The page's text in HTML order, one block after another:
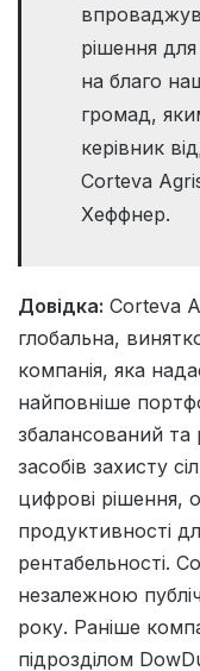
рішення
на благо
громад,
керівник
Corteva
Хеффнер.
Довідка: Corteva
глобальна,
компанія, яка
найповніше
збалансований та
засобів захисту
цифрові рішення,
продуктивності
рентабельності.
незалежною
року. Раніше
підрозділом